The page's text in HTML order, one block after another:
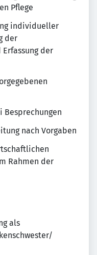
Pflege
individueller
der
der
nach Vorgaben
Rahmen der
als